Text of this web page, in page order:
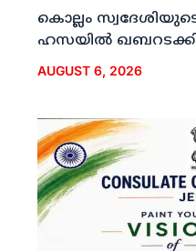
കൊല്ലം
ഹസയില്‍
AUGUST 6, 2026